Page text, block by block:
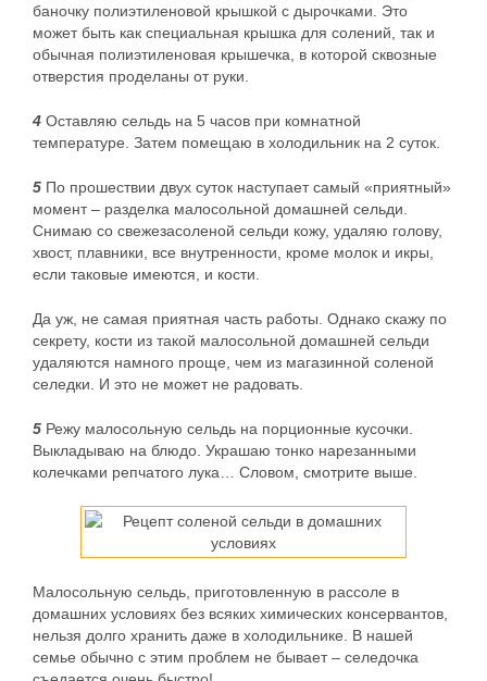
баночку полиэтиленовой крышкой с дырочками. Это
может быть как специальная крышка для солений, так и
обычная полиэтиленовая крышечка, в которой сквозные
отверстия проделаны от руки.
4 Оставляю сельдь на 5 часов при комнатной
температуре. Затем помещаю в холодильник на 2 суток.
5 По прошествии двух суток наступает самый «приятный»
момент – разделка малосольной домашней сельди.
Снимаю со свежезасоленой сельди кожу, удаляю голову,
хвост, плавники, все внутренности, кроме молок и икры,
если таковые имеются, и кости.
Да уж, не самая приятная часть работы. Однако скажу по
секрету, кости из такой малосольной домашней сельди
удаляются намного проще, чем из магазинной соленой
селедки. И это не может не радовать.
5 Режу малосольную сельдь на порционные кусочки.
Выкладываю на блюдо. Украшаю тонко нарезанными
колечками репчатого лука… Словом, смотрите выше.
Малосольную сельдь, приготовленную в рассоле в
домашних условиях без всяких химических консервантов,
нельзя долго хранить даже в холодильнике. В нашей
семье обычно с этим проблем не бывает – селедочка